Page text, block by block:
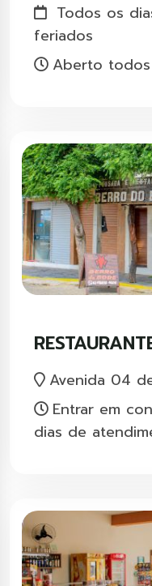
Todos os
feriados
Aberto
Avenida 04
Entrar em
dias de